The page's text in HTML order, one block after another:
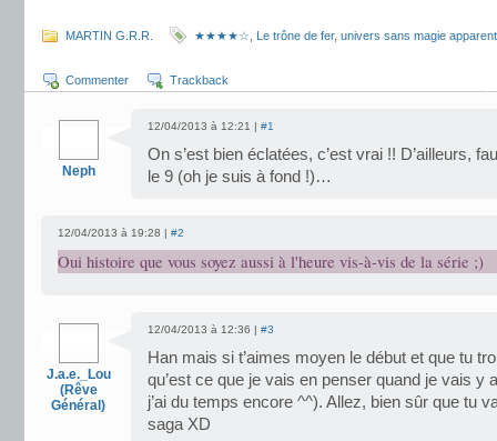
MARTIN G.R.R. ★★★★☆ Le trône de fer, univers sans magie
Commenter Trackback
Neph
12/04/2013 à 12:21 | #1
On s’est bien éclatées, c’est vrai !! D’ailleurs,
le 9 (oh je suis à fond !)…
12/04/2013 à 19:28 | #2
Oui histoire que vous soyez aussi à l'heure vis-à-vis de la série ;)
J.a.e._Lou
(Rêve
Général)
12/04/2013 à 12:36 | #3
Han mais si t’aimes moyen le début et que tu
qu’est ce que je vais en penser quand je vais y
j’ai du temps encore ^^). Allez, bien sûr que tu
saga XD